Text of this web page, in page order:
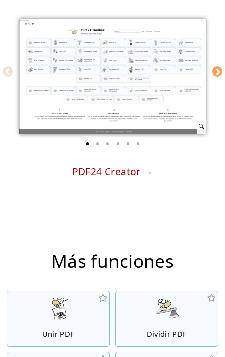
PDF24 Creator
Más funciones
Unir PDF Dividir PDF